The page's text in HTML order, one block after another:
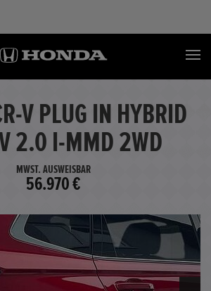
V PLUG IN HYBRID
2.0 I-MMD 2WD
MWST. AUSWEISBAR
56.970 €